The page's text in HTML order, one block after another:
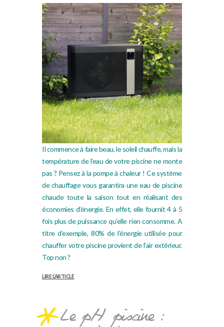
Il commence à faire beau, le soleil chauffe, mais la
température de l’eau de votre piscine ne monte
pas ? Pensez à la pompe à chaleur ! Ce système
de chauffage vous garantira une eau de piscine
chaude toute la saison tout en réalisant des
économies d’énergie. En effet, elle fournit 4 à 5
fois plus de puissance qu’elle n’en consomme. A
titre d’exemple, 80% de l’énergie utilisée pour
chauffer votre piscine provient de l’air extérieur.
Top non ?
LIRE L’ARTICLE
Le pH piscine :